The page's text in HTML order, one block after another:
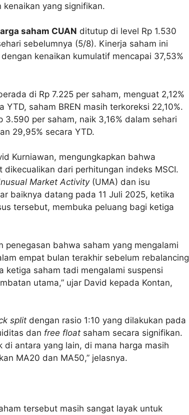
yang signifikan.
saham CUAN ditutup di level Rp 1.530
sebelumnya (5/8). Kinerja saham ini
kenaikan kumulatif mencapai 37,53%
di Rp 7.225 per saham, menguat 2,12%
saham BREN masih terkoreksi 22,10%.
3.590 per saham, naik 3,16% dalam sehari
29,95% secara YTD.
Kurniawan, mengungkapkan bahwa
dikecualikan dari perhitungan indeks MSCI.
Market Activity(UMA) dan isu
baiknya datang pada 11 Juli 2025, ketika
tersebut, membuka peluang bagi ketiga
penegasan bahwa saham yang mengalami
empat bulan terakhir sebelum rebalancing
ketiga saham tadi mengalami suspensi
utama,” ujar David kepada Kontan,
split dengan rasio 1:10 yang dilakukan pada
dan free float saham secara signifikan.
di antara yang lain, di mana harga masih
MA20 dan MA50,” jelasnya.
tersebut masih sangat layak untuk